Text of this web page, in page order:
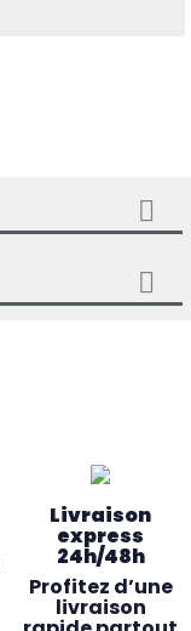


Livraison
express
24h/48h
Profitez d’une
livraison